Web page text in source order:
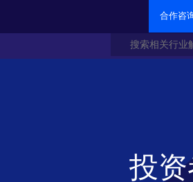
合作咨
投